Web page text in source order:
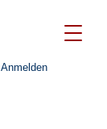
Anmelden